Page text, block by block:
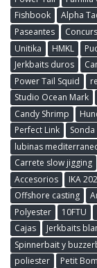
Fishbook
Alpha
Paseantes
Unitika
HMKL
Jerkbaits duros
Power Tail Squid
Studio Ocean Mark
Candy Shrimp
Perfect Link
Sonda
lubinas
Carrete slow jigging
Accesorios
IKA
Offshore casting
Polyester
10FTU
Cajas
Jerkbaits
Spinnerbait y
poliester
Petit